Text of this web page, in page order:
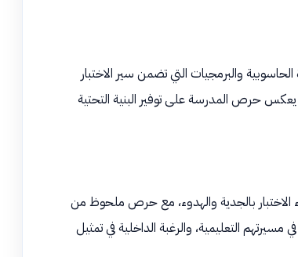
والبرمجيات التي تضمن سير الاختبار
يعكس حرص المدرسة على توفير البنية التحتية
الاختبار بالجدية والهدوء، مع حرص ملحوظ من
التعليمية، والرغبة الداخلية في تمثيل